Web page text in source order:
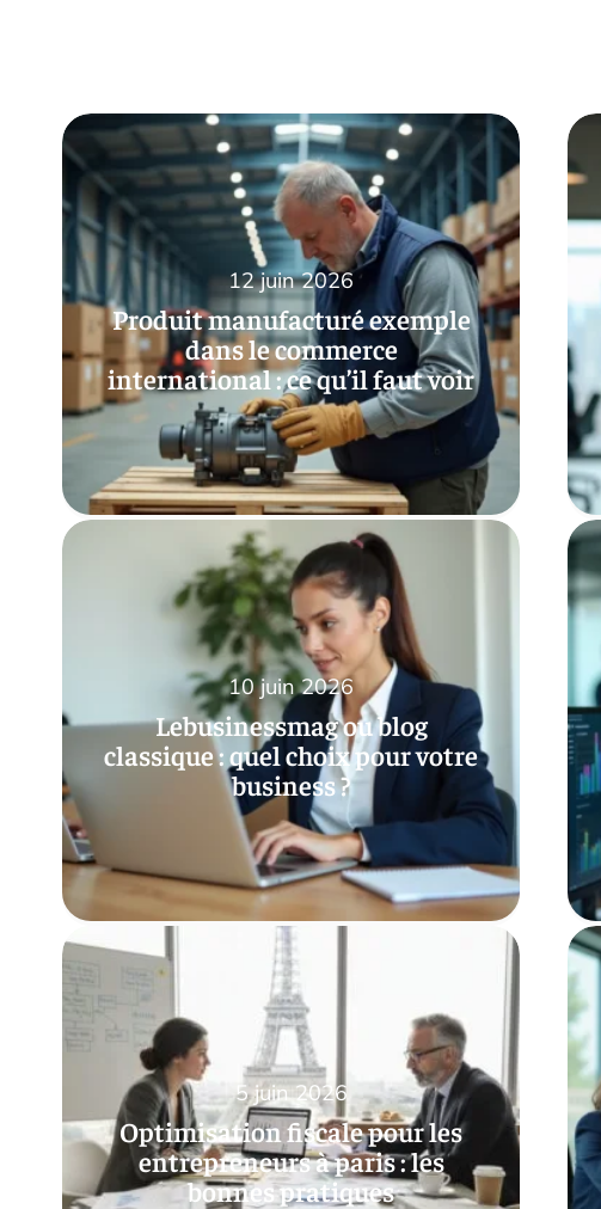
Produit manufacturé exemple
dans le commerce
international : ce qu’il faut voir
12 juin 2026
Lebusinessmag ou blog
classique : quel choix pour votre
business ?
10 juin 2026
Optimisation fiscale pour les
entrepreneurs à paris : les
bonnes pratiques
5 juin 2026